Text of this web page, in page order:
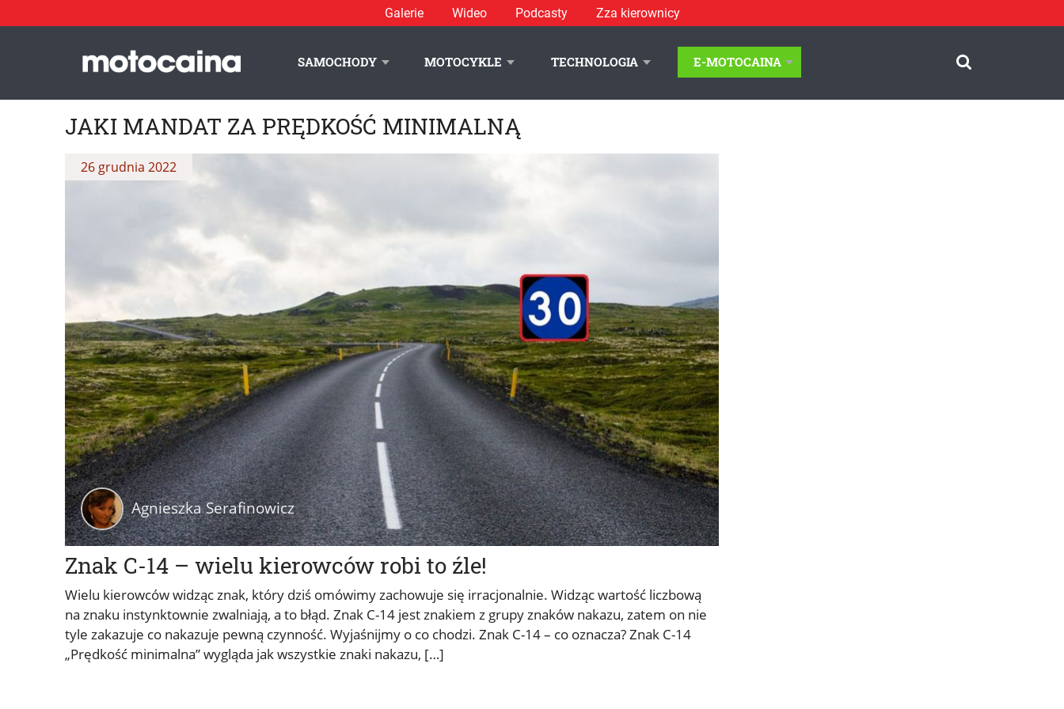
Galerie Wideo Podcasty Zza kierownicy
SAMOCHODY MOTOCYKLE TECHNOLOGIA E-MOTOCAINA
JAKI MANDAT ZA PRĘDKOŚĆ MINIMALNĄ
Znak C-14 – wielu kierowców robi to źle!
26 grudnia 2022
Agnieszka Serafinowicz
Wielu kierowców widząc znak, który dziś omówimy zachowuje się irracjonalnie. Widząc wartość liczbową
na znaku instynktownie zwalniają, a to błąd. Znak C-14 jest znakiem z grupy znaków nakazu, zatem on nie
tyle zakazuje co nakazuje pewną czynność. Wyjaśnijmy o co chodzi. Znak C-14 – co oznacza? Znak C-14
„Prędkość minimalna” wygląda jak wszystkie znaki nakazu, […]